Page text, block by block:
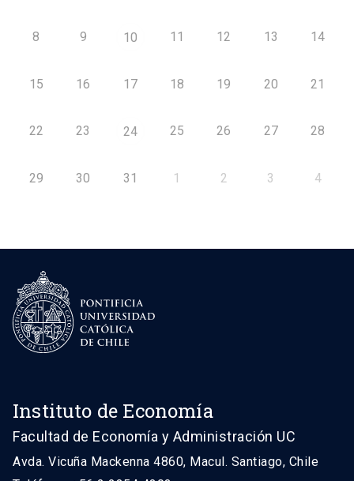
8 9 10 11 12 13 14
15 16 17 18 19 20 21
22 23 24 25 26 27 28
29 30 31 1 2 3 4
Instituto de Economía
Facultad de Economía y Administración UC
Avda. Vicuña Mackenna 4860, Macul. Santiago, Chile